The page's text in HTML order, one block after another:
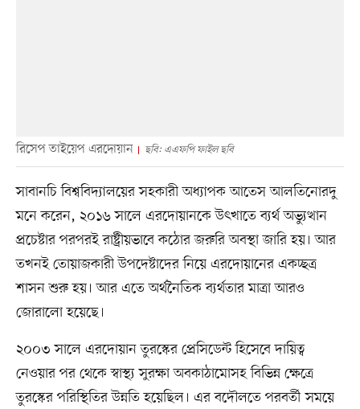
রিসেপ তাইয়েপ এরদোয়ান ছবি: এএফপি ফাইল ছবি
সাবানচি বিশ্ববিদ্যালয়ের সহকারী অধ্যাপক আতেস আলতিনোরদু
মনে করেন, ২০১৬ সালে এরদোয়ানকে উৎখাতে ব্যর্থ অভ্যুত্থান
প্রচেষ্টার পরপরই রাষ্ট্রীয়ভাবে কঠোর জরুরি অবস্থা জারি হয়। আর
তখনই তোয়াজকারী উপদেষ্টাদের নিয়ে এরদোয়ানের একচ্ছত্র
শাসন শুরু হয়। আর এতে অর্থনৈতিক ব্যর্থতার মাত্রা আরও
জোরালো হয়েছে।
২০০৩ সালে এরদোয়ান তুরস্কের প্রেসিডেন্ট হিসেবে দায়িত্ব
নেওয়ার পর থেকে স্বাস্থ্য সুরক্ষা অবকাঠামোসহ বিভিন্ন ক্ষেত্রে
তুরস্কের পরিস্থিতির উন্নতি হয়েছিল। এর বদৌলতে পরবর্তী সময়ে